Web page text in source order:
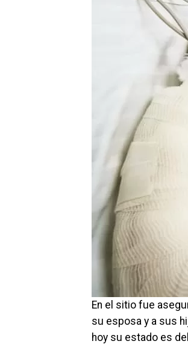
En el sitio fue
su esposa y a sus
hoy su estado es